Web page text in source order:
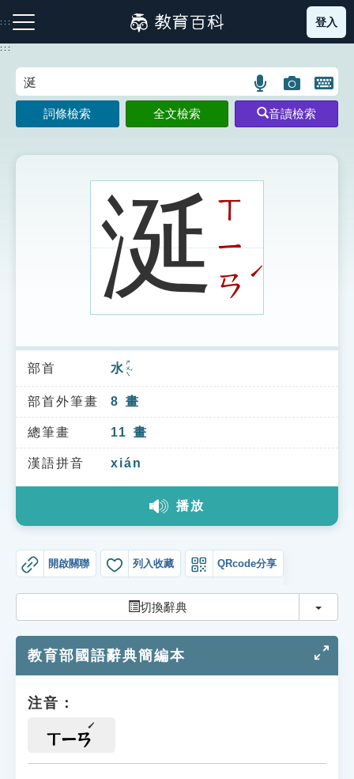
到
主
:::
注音索引圖示 筆畫索引圖示 部首索引表圖示
索引選單
知識索引
單字索引
生命大百科索引
登入
:::
語
言
搜
示
圖
片
搜
開
鍵
圖
詞條檢索 全文檢索 音讀檢索
涎ㄒ
ㄧ
ㄢ
ˊ
部首 水 ㄕㄨㄟˇ
部首外筆畫 8 畫
總筆畫 11 畫
漢語拼音 xián
播放
開啟關聯 列入收藏 QRcode分享
切換辭典 切換
教育部國語辭典簡編本
注音：
ㄒㄧㄢ